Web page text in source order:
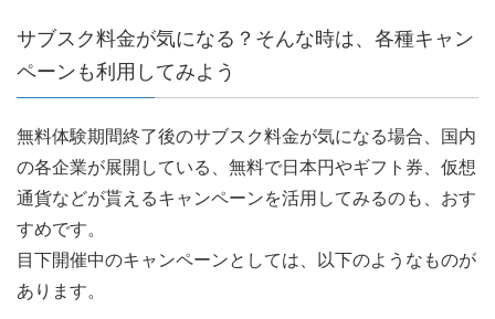
サブスク料金が気になる？そんな時は、各種キャン
ペーンも利用してみよう
無料体験期間終了後のサブスク料金が気になる場合、国内
の各企業が展開している、無料で日本円やギフト券、仮想
通貨などが貰えるキャンペーンを活用してみるのも、おす
すめです。
目下開催中のキャンペーンとしては、以下のようなものが
あります。